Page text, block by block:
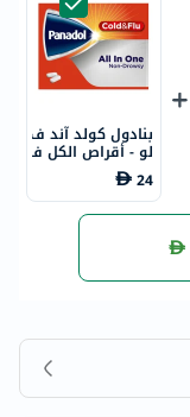
بنادول كولد آند ف
لو - أقراص الكل ف
ي واحد لعلاج الحم
ى والبرد والإنفلون
زا حزمة من 24
24